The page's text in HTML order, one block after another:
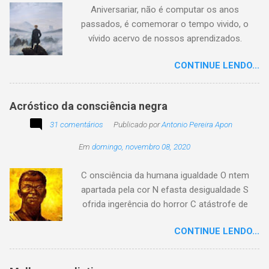
compartilhando o crédito correto.
Aniversariar, não é computar os anos
passados, é comemorar o tempo vivido, o
vívido acervo de nossos aprendizados.
existir. Há quem simplesmente assista o tempo
e a vida passarem. Mas, há também quem
apenas passe alheio a tudo, tem quem aprenda
com o passar... Eu tenho aprendido:
CONTINUE LENDO...
Acróstico da consciência negra
31 comentários Publicado porAntonio Pereira Apon
Em domingo, novembro 08, 2020
C onsciência da humana igualdade O ntem
apartada pela cor N efasta desigualdade S
ofrida ingerência do horror C atástrofe de
tempo o preito N egritude sempre linda C ultura
multicolor I rmanados na cidadania A gentes
CONTINUE LENDO...